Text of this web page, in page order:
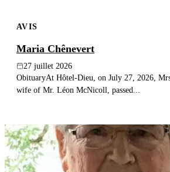
AVIS
Maria Chênevert
27 juillet 2026
ObituaryAt Hôtel-Dieu, on July 27, 2026,
wife of Mr. Léon McNicoll, passed...